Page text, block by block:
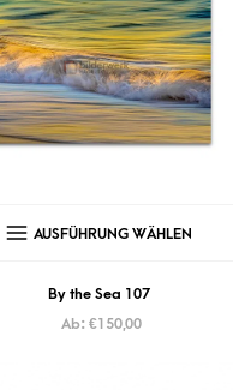
AUSFÜHRUNG WÄHLEN
By the Sea 107
Ab: €150,00